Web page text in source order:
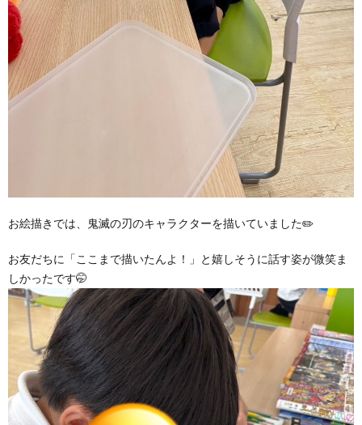
お絵描きでは、鬼滅の刃のキャラクターを描いていました✏️
お友だちに「ここまで描いたんよ！」と嬉しそうに話す姿が微笑ま
しかったです🤭